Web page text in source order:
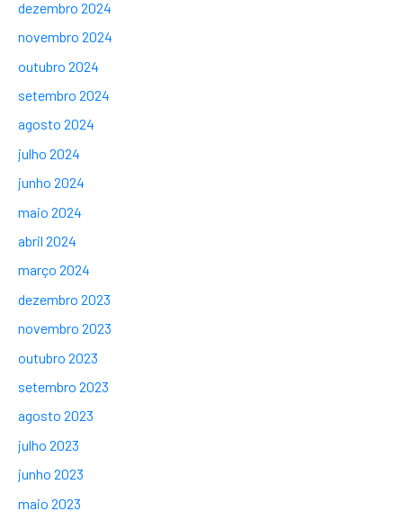
dezembro 2024
novembro 2024
outubro 2024
setembro 2024
agosto 2024
julho 2024
junho 2024
maio 2024
abril 2024
março 2024
dezembro 2023
novembro 2023
outubro 2023
setembro 2023
agosto 2023
julho 2023
junho 2023
maio 2023